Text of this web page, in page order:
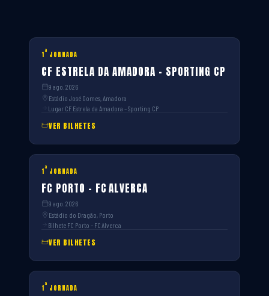
1ª JORNADA
CF ESTRELA DA AMADORA – SPORTING CP
9 ago. 2026
Estádio José Gomes, Amadora
Lugar CF Estrela da Amadora – Sporting CP
VER BILHETES
1ª JORNADA
FC PORTO – FC ALVERCA
9 ago. 2026
Estádio do Dragão, Porto
Bilhete FC Porto – FC Alverca
VER BILHETES
1ª JORNADA